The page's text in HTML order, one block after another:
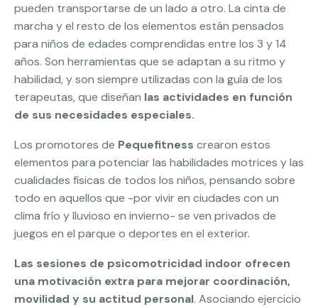
pueden transportarse de un lado a otro. La cinta de
marcha y el resto de los elementos están pensados
para niños de edades comprendidas entre los 3 y 14
años. Son herramientas que se adaptan a su ritmo y
habilidad, y son siempre utilizadas con la guía de los
terapeutas, que diseñan las actividades en función
de sus necesidades especiales.
Los promotores de Pequefitness crearon estos
elementos para potenciar las habilidades motrices y las
cualidades físicas de todos los niños, pensando sobre
todo en aquellos que -por vivir en ciudades con un
clima frío y lluvioso en invierno- se ven privados de
juegos en el parque o deportes en el exterior.
Las sesiones de psicomotricidad indoor ofrecen
una motivación extra para mejorar coordinación,
movilidad y su actitud personal. Asociando ejercicio